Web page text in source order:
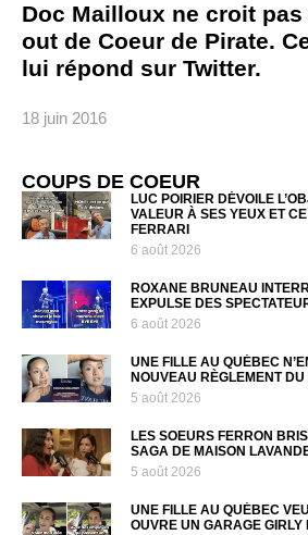
Doc Mailloux ne croit
out de Coeur de Pirate.
lui répond sur Twitter.
18 juin 2016
COUPS DE COEUR
LUC POIRIER DÉVOILE
VALEUR À SES YEUX ET CE
FERRARI
6 août 2026
ROXANE BRUNEAU
EXPULSE DES
6 août 2026
UNE FILLE AU QUÉBEC
NOUVEAU RÈGLEMENT
5 août 2026
LES SOEURS FERRON
SAGA DE MAISON
5 août 2026
UNE FILLE AU QUÉBEC
OUVRE UN GARAGE GIRLY